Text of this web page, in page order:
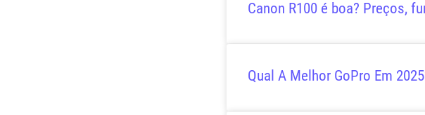
Canon R100 é boa? Preços,
Qual A Melhor GoPro Em